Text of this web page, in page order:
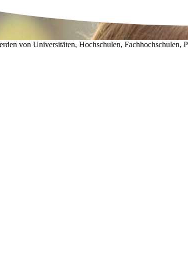
von Universitäten, Hochschulen, Fachhochschulen,